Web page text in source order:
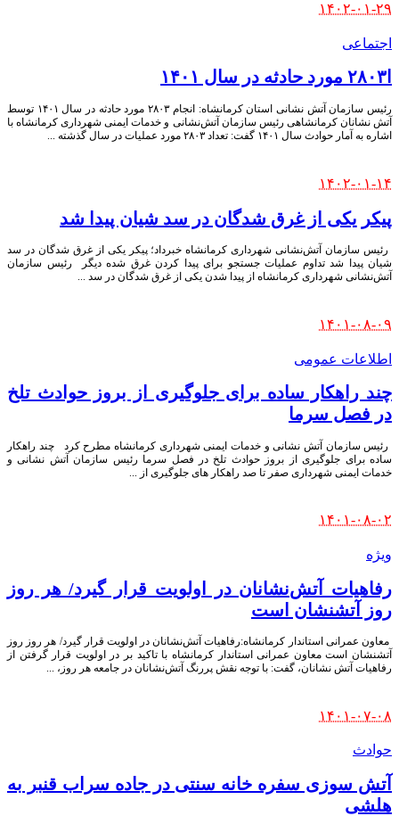
by
۱۴۰۲-۰۱-۲۹
اجتماعی
رئیس سازمان آتش نشانی استان کرمانشاه: انجام ۲۸۰۳ مورد حادثه در سال ۱۴۰۱ توسط
آتش نشانان کرمانشاهی رئیس سازمان آتش‌نشانی و خدمات ایمنی شهرداری کرمانشاه با
اشاره به آمار حوادث سال ۱۴۰۱ گفت: تعداد ۲۸۰۳ مورد عملیات در سال گذشته
...
by
۱۴۰۲-۰۱-۱۴
پیکر یکی از غرق شدگان در سد شیان پیدا شد
‍ رئیس سازمان آتش‌نشانی شهرداری کرمانشاه خبرداد؛ پیکر یکی از غرق شدگان در سد
شیان پیدا شد تداوم عملیات جستجو برای پیدا کردن غرق شده دیگر رئیس سازمان
آتش‌نشانی شهرداری کرمانشاه از پیدا شدن یکی از غرق شدگان در سد ...
by
۱۴۰۱-۰۸-۰۹
اطلاعات عمومی
چند راهکار ساده برای جلوگیری از بروز حوادث تلخ
در فصل سرما
‍ رئیس سازمان آتش نشانی و خدمات ایمنی شهرداری کرمانشاه مطرح کرد چند راهکار
ساده برای جلوگیری از بروز حوادث تلخ در فصل سرما رئیس سازمان آتش نشانی و
خدمات ایمنی شهرداری صفر تا صد راهکار های جلوگیری از
by
۱۴۰۱-۰۸-۰۲
ویژه
رفاهیات آتش‌نشانان در اولویت قرار گیرد/ هر روز
روز آتشنشان است
‍ معاون عمرانی استاندار کرمانشاه:رفاهیات آتش‌نشانان در اولویت قرار گیرد/ هر روز روز
آتشنشان است معاون عمرانی استاندار کرمانشاه با تاکید بر در اولویت قرار گرفتن از
رفاهیات آتش نشانان، گفت: با توجه نقش پررنگ آتش‌نشانان در جامعه هر روز، ...
by
۱۴۰۱-۰۷-۰۸
حوادث
آتش سوزی سفره خانه سنتی در جاده سراب قنبر به
هلشی